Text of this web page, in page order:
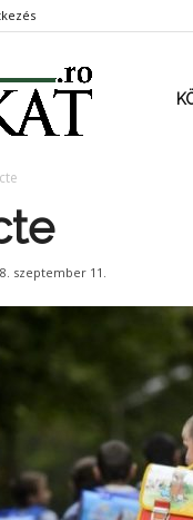
RomKat.ro
szeptember 11.